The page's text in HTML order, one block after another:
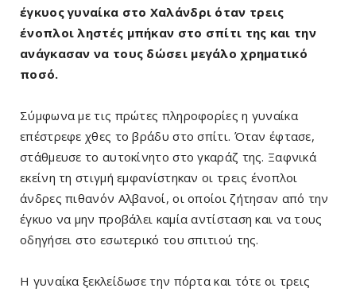
έγκυος γυναίκα στο Χαλάνδρι όταν τρεις
ένοπλοι ληστές μπήκαν στο σπίτι της και την
ανάγκασαν να τους δώσει μεγάλο χρηματικό
ποσό.
Σύμφωνα με τις πρώτες πληροφορίες η γυναίκα
επέστρεφε χθες το βράδυ στο σπίτι. Όταν έφτασε,
στάθμευσε το αυτοκίνητο στο γκαράζ της. Ξαφνικά
εκείνη τη στιγμή εμφανίστηκαν οι τρεις ένοπλοι
άνδρες πιθανόν Αλβανοί, οι οποίοι ζήτησαν από την
έγκυο να μην προβάλει καμία αντίσταση και να τους
οδηγήσει στο εσωτερικό του σπιτιού της.
Η γυναίκα ξεκλείδωσε την πόρτα και τότε οι τρεις